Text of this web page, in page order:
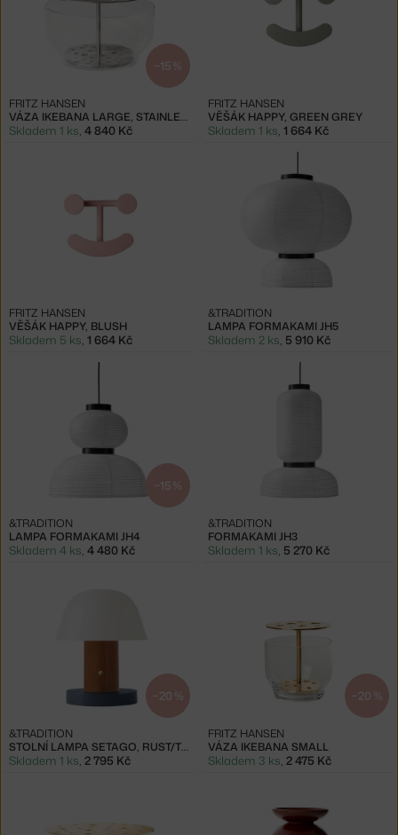
−15 %
VÁZA IKEBANA LARGE, STAINLESS STEEL
FRITZ HANSEN
Skladem 1 ks 4 840 Kč
VĚŠÁK HAPPY, GREEN GREY
FRITZ HANSEN
Skladem 1 ks 1 664 Kč
VĚŠÁK HAPPY, BLUSH
FRITZ HANSEN
Skladem 5 ks, 1 664 Kč
LAMPA FORMAKAMI JH5
&TRADITION
Skladem 2 ks, 5 910 Kč
−15 %
LAMPA FORMAKAMI JH4
&TRADITION
Skladem 4 ks, 4 480 Kč
FORMAKAMI JH3
&TRADITION
Skladem 1 ks, 5 270 Kč
−20 %
STOLNÍ LAMPA SETAGO, RUST/THUNDER
&TRADITION
Skladem 1 ks, 2 795 Kč
−20 %
VÁZA IKEBANA SMALL
FRITZ HANSEN
Skladem 3 ks, 2 475 Kč